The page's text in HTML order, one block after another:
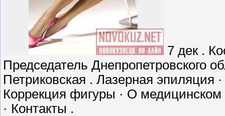
7 дек .
Председатель Днепропетровского
Петриковская . Лазерная эпиляция
Коррекция фигуры · О
· Контакты .